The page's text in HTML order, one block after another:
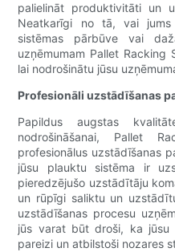
palielināt produktivitāti un
Neatkarīgi no tā, vai jums
sistēmas pārbūve vai
uzņēmumam Pallet Racking
lai nodrošinātu jūsu
Profesionāli uzstādīšanas
Papildus augstas
nodrošināšanai, Pallet
profesionālus uzstādīšanas
jūsu plauktu sistēma ir
pieredzējušo uzstādītāju
un rūpīgi saliktu un
uzstādīšanas procesu
jūs varat būt droši, ka jūsu
pareizi un atbilstoši nozares